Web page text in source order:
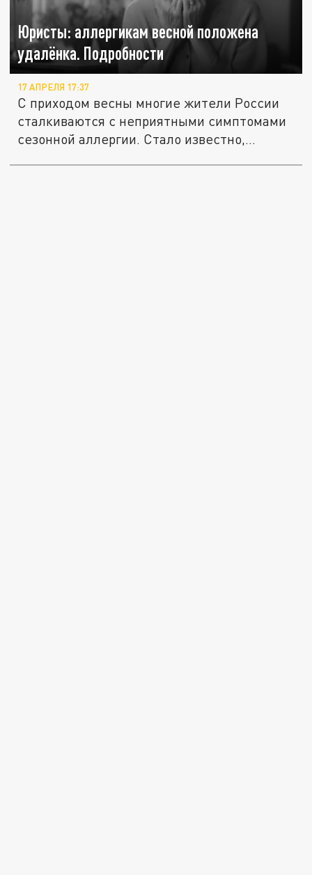
Юристы: аллергикам весной положена
удалёнка. Подробности
17 АПРЕЛЯ 17:37
С приходом весны многие жители России
сталкиваются с неприятными симптомами
сезонной аллергии. Стало известно,...